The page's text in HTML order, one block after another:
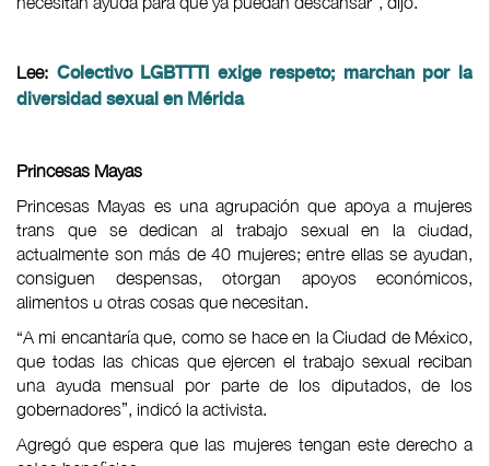
Lee: Colectivo LGBTTTI exige respeto; marchan por la
diversidad sexual en Mérida
Princesas Mayas
Princesas Mayas es una agrupación que apoya a mujeres
trans que se dedican al trabajo sexual en la ciudad,
actualmente son más de 40 mujeres; entre ellas se ayudan,
consiguen despensas, otorgan apoyos económicos,
alimentos u otras cosas que necesitan.
“A mi encantaría que, como se hace en la Ciudad de México,
que todas las chicas que ejercen el trabajo sexual reciban
una ayuda mensual por parte de los diputados, de los
gobernadores”, indicó la activista.
Agregó que espera que las mujeres tengan este derecho a